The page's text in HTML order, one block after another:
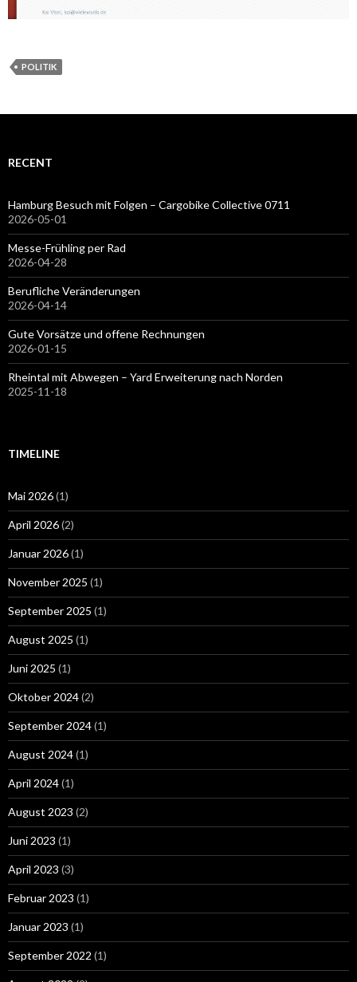
POLITIK
RECENT
Hamburg Besuch mit Folgen – Cargobike Collective 0711
2026-05-01
Messe-Frühling per Rad
2026-04-28
Berufliche Veränderungen
2026-04-14
Gute Vorsätze und offene Rechnungen
2026-01-15
Rheintal mit Abwegen – Yard Erweiterung nach Norden
2025-11-18
TIMELINE
Mai 2026(1)
April 2026(2)
Januar 2026(1)
November 2025 (1)
September 2025 (1)
August 2025 (1)
Juni 2025 (1)
Oktober 2024(2)
September 2024(1)
August 2024(1)
April 2024(1)
August 2023 (2)
Juni 2023 (1)
April 2023 (3)
Februar 2023 (1)
Januar 2023 (1)
September 2022 (1)